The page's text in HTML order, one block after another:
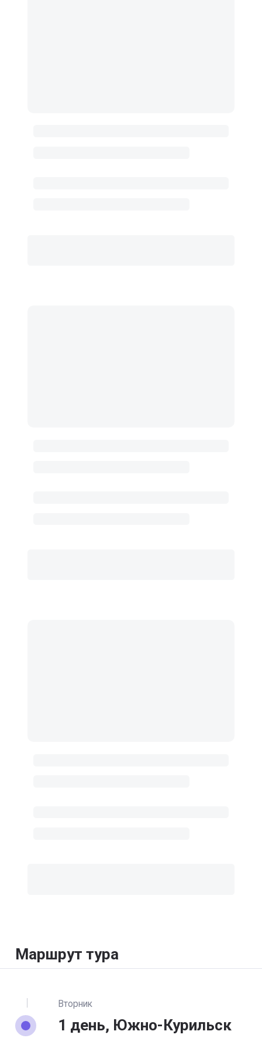
Маршрут тура
Вторник
1 день, Южно-Курильск